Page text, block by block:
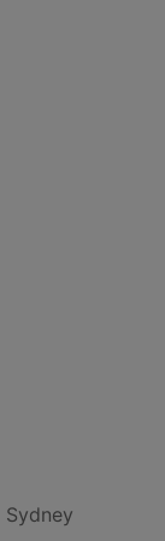
Sydney